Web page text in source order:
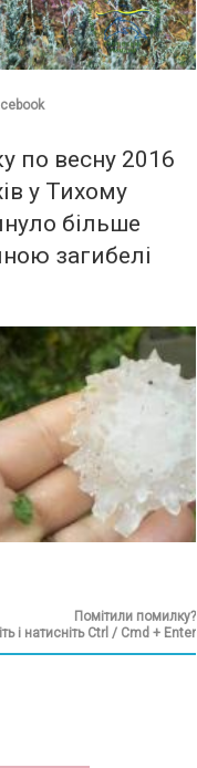
по весну 2016
у Тихому
більше
загибелі
Помітили помилку?
і натисніть Ctrl / Cmd + Enter